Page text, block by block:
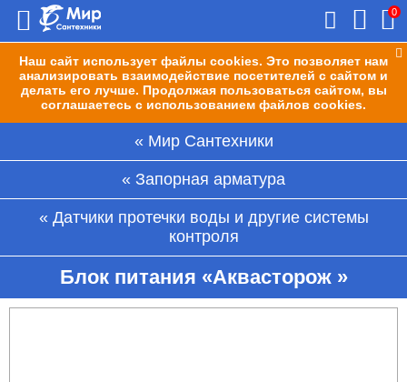
Наш сайт использует файлы cookies. Это позволяет нам
анализировать взаимодействие посетителей с сайтом и
делать его лучше. Продолжая пользоваться сайтом, вы
соглашаетесь с использованием файлов cookies.
0
Мир Сантехники
Запорная арматура
Датчики протечки воды и другие системы
контроля
Блок питания «Аквасторож »